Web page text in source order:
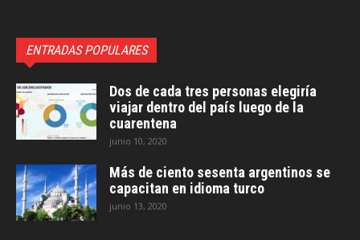
ENTRADAS POPULARES
Dos de cada tres personas elegiría
viajar dentro del país luego de la
cuarentena
junio 10, 2020
Más de ciento sesenta argentinos se
capacitan en idioma turco
junio 13, 2020